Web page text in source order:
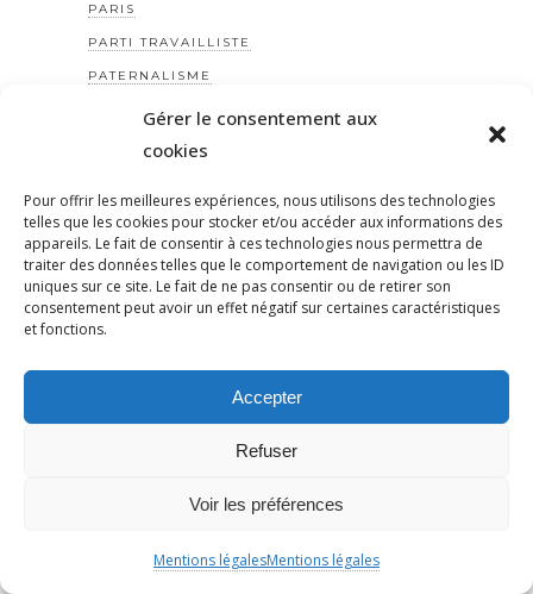
Gérer le consentement aux
cookies
Pour offrir les meilleures expériences, nous utilisons des technologies
telles que les cookies pour stocker et/ou accéder aux informations des
appareils. Le fait de consentir à ces technologies nous permettra de
traiter des données telles que le comportement de navigation ou les ID
uniques sur ce site. Le fait de ne pas consentir ou de retirer son
consentement peut avoir un effet négatif sur certaines caractéristiques
et fonctions.
Accepter
Refuser
Voir les préférences
Mentions légalesMentions légales
PARIS
PARTI TRAVAILLISTE
PATERNALISME
PATRIARCAT
PATRICKBOUCHERON
PEINEDEMORT
PERILANTISÉMITE
PERROS-GUIRREC
PETAIN
PEUPLE PALESTINIEN
PHILIPPE MARLIÈRE
POLÉMIQUE